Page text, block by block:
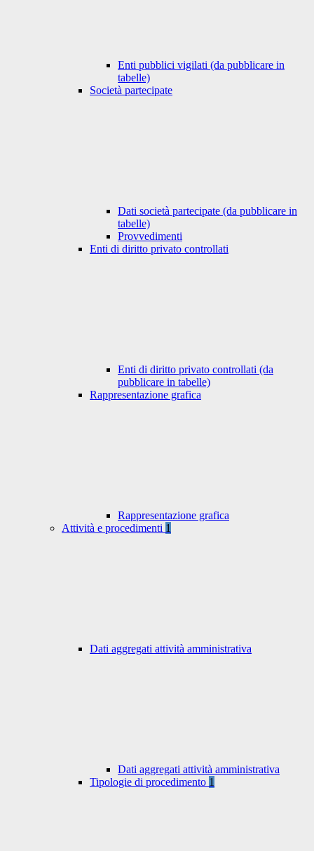
Enti pubblici vigilati (da pubblicare in
tabelle)
Società partecipate
Dati società partecipate (da pubblicare in
tabelle)
Provvedimenti
Enti di diritto privato controllati
Enti di diritto privato controllati (da
pubblicare in tabelle)
Rappresentazione grafica
Rappresentazione grafica
Attività e procedimenti 1
Dati aggregati attività amministrativa
Dati aggregati attività amministrativa
Tipologie di procedimento 1